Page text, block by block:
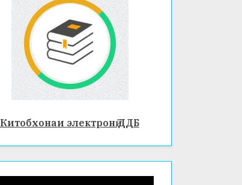
Китобхонаи электронӣ ДДБ